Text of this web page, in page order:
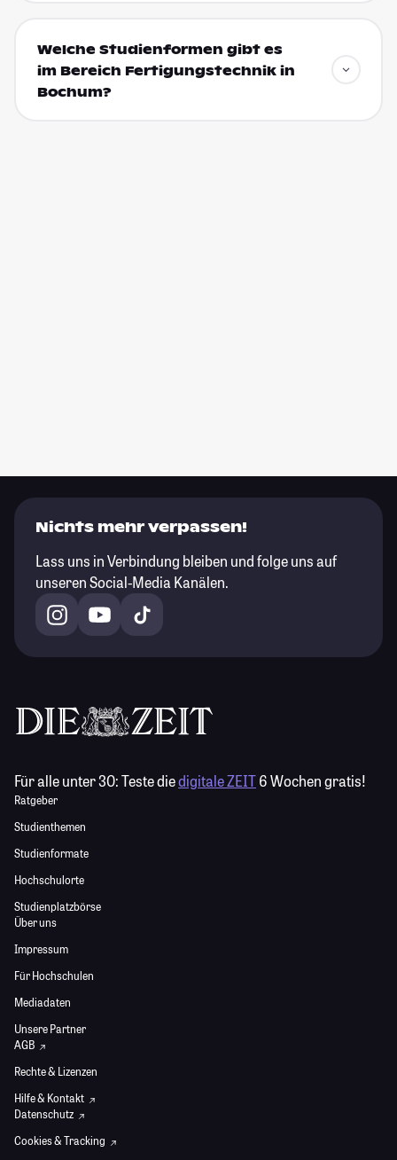
Welche Studienformen gibt es
im Bereich Fertigungstechnik in
Bochum?
Nichts mehr verpassen!
Lass uns in Verbindung bleiben und folge uns auf
unseren Social-Media Kanälen.
Für alle unter 30:Teste diedigitale ZEIT6 Wochen gratis!
Ratgeber
Studienthemen
Studienformate
Hochschulorte
Studienplatzbörse
Über uns
Impressum
Für Hochschulen
Mediadaten
Unsere Partner
AGB
Rechte & Lizenzen
Hilfe & Kontakt
Datenschutz
Cookies & Tracking